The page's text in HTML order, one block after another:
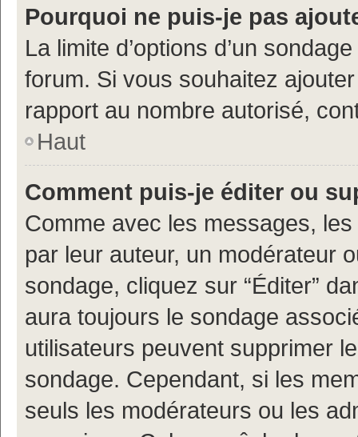
Pourquoi ne puis-je pas
La limite d’options d’un
forum. Si vous souhaitez
rapport au nombre autorisé,
Haut
Comment puis-je éditer ou
Comme avec les messages,
par leur auteur, un modérateur
sondage, cliquez sur “Éditer”
aura toujours le sondage
utilisateurs peuvent supprimer
sondage. Cependant, si les
seuls les modérateurs ou les